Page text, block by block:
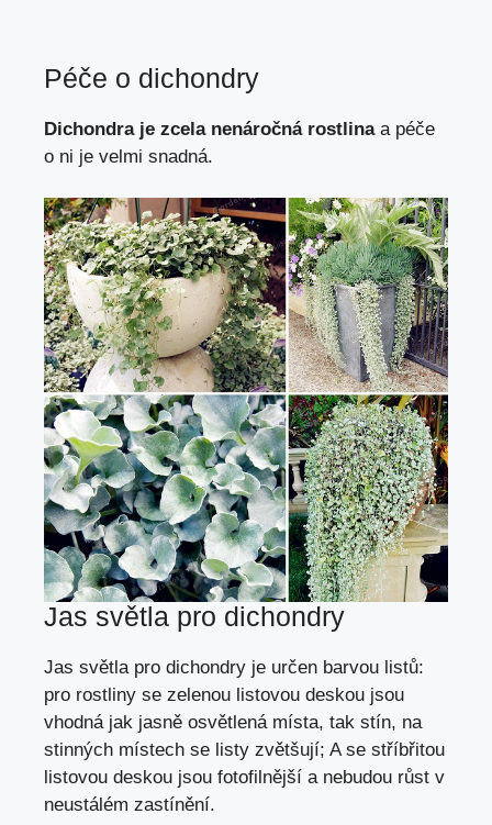
Péče o dichondry
Dichondra je zcela nenáročná rostlinaa péče
o ni je velmi snadná.
Jas světla pro dichondry
Jas světla pro dichondry je určen barvou listů:
pro rostliny se zelenou listovou deskou jsou
vhodná jak jasně osvětlená místa, tak stín, na
stinných místech se listy zvětšují; A se stříbřitou
listovou deskou jsou fotofilnější a nebudou růst v
neustálém zastínění.